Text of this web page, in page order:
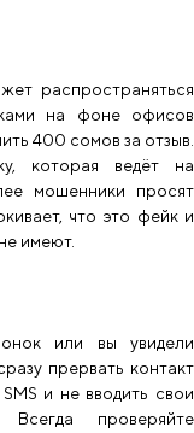
распространяться
на фоне офисов
400 сомов за отзыв.
которая ведёт на
мошенники просят
что это фейк и
имеют.
или вы увидели
прервать контакт
и не вводить свои
проверяйте